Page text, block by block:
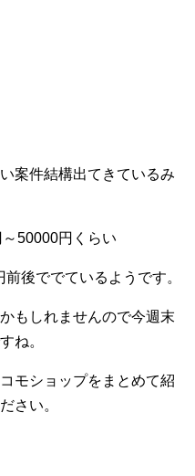
案件結構出てきているみ
50000円くらい
後ででているようです。
もしれませんので今週末
ね。
モショップをまとめて紹
さい。